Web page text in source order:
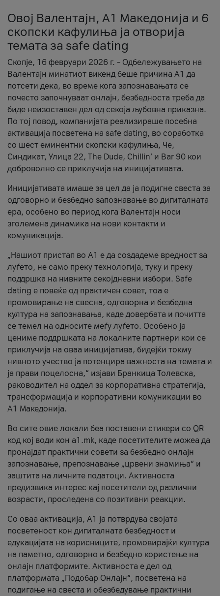
Овој Валентајн, A1 Македонија и 6
скопски кафулиња ја отворија
темата за safe dating
Скопје, 16 февруари 2026 г. – Одбележувањето на
Валентајн минатиот викенд беше причина А1 да
потсети дека, во време кога запознавањата се
почесто започнуваат онлајн, безбедноста треба да
биде неизоставен дел од секоја љубовна приказна.
По тој повод, компанијата реализираше посебна
активација посветена на safe dating, во соработка
со шест еминентни скопски кафулиња, Че,
Синдикат, Улица 22, The Dude, Chillin’ и Bar 90 кои
доброволно се приклучија на иницијативата.
Иницијативата имаше за цел да ја подигне свеста за
одговорно и безбедно запознавање во дигиталната
ера, особено во период кога Валентајн носи
зголемена динамика на нови контакти и
комуникација.
„Нашиот пристап во А1 е да создадеме вредност за
луѓето, не само преку технологија, туку и преку
поддршка на нивните секојдневни избори. Safe
dating е повеќе од практичен совет, тоа е
промовирање на свесна, одговорна и безбедна
култура на запознавања, каде довербата и почитта
се темел на односите меѓу луѓето. Особено ја
цениме поддршката на локалните партнери кои се
приклучија на оваа иницијатива, бидејќи токму
нивното учество ја потенцира важноста на темата и
ја прави поцелосна,“ изјави Бранкица Толевска,
раководител на оддел за корпоративна стратегија,
трансформација и корпоративни комуникации во
А1 Македонија.
Во сите овие локали беа поставени стикери со QR
код кој води кон a1.mk, каде посетителите можеа да
пронајдат практични совети за безбедно онлајн
запознавање, препознавање „црвени знамиња“ и
заштита на личните податоци. Активноста
предизвика интерес кај посетители од различни
возрасти, проследена со позитивни реакции.
Со оваа активација, А1 ја потврдува својата
посветеност кон дигиталната безбедност и
едукацијата на корисниците, промовирајќи култура
на паметно, одговорно и безбедно користење на
онлајн платформите. Активноста е дел од
платформата „Подобар Онлајн“, посветена на
подигање на свеста и обезбедување практични